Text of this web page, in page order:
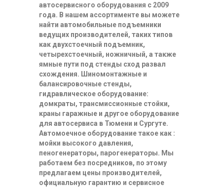
автосервисного оборудования с 2009
года. В нашем ассортименте вы можете
найти автомобильные подъемники
ведущих производителей, таких типов
как двухстоечный подъемник,
четырехстоечный, ножничный, а также
ямные пути под стенды сход развал
схождения. Шиномонтажные и
балансировочные стенды,
гидравлическое оборудование:
домкраты, трансмиссионные стойки,
краны гаражные и другое оборудование
для автосервиса в Тюмени и Сургуте.
Автомоечное оборудование такое как :
мойки высокого давления,
пеногенераторы, парогенераторы. Мы
работаем без посредников, по этому
предлагаем цены производителей,
официальную гарантию и сервисное